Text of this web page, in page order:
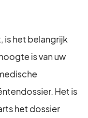
is het belangrijk
is van uw
Het is
het dossier